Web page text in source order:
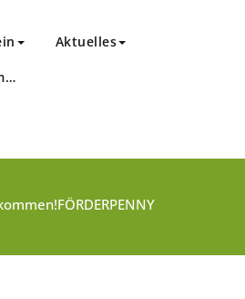
Aktuelles
FÖRDERPENNY